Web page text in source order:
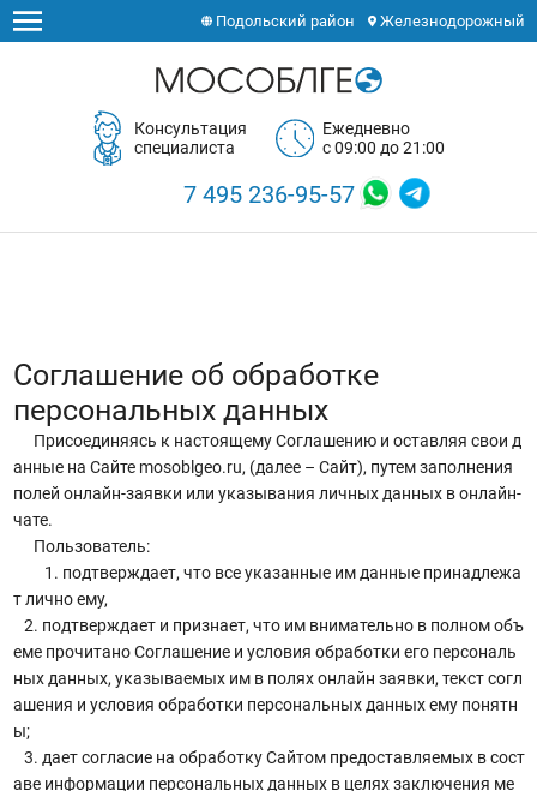
Подольский район Железнодорожный
Консультация
специалиста
Ежедневно
с 09:00 до 21:00
7 495 236-95-57
Соглашение об обработке
персональных данных
Присоединяясь к настоящему Соглашению и оставляя свои д
анные на Сайте mosoblgeo.ru, (далее – Сайт), путем заполнения
полей онлайн-заявки или указывания личных данных в онлайн-
чате.
Пользователь:
1. подтверждает, что все указанные им данные принадлежа
т лично ему,
2. подтверждает и признает, что им внимательно в полном объ
еме прочитано Соглашение и условия обработки его персональ
ных данных, указываемых им в полях онлайн заявки, текст согл
ашения и условия обработки персональных данных ему понятн
ы;
3. дает согласие на обработку Сайтом предоставляемых в сост
аве информации персональных данных в целях заключения ме